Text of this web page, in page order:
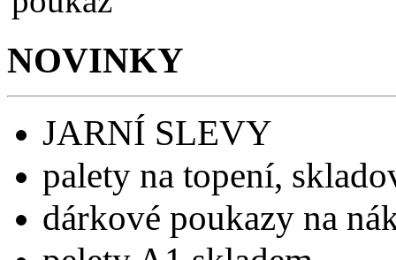
NOVINKY
JARNÍ SLEVY
palety na topení,
dárkové poukazy na